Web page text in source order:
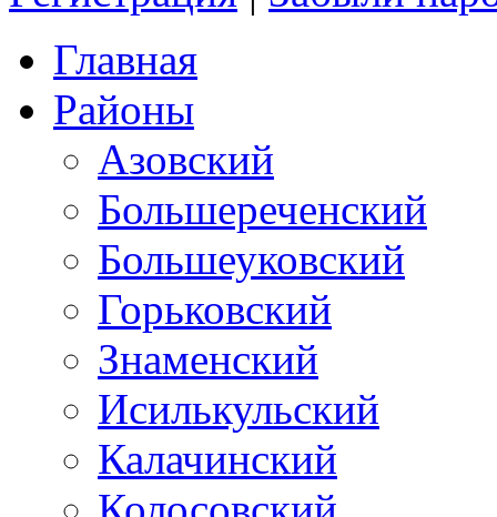
Главная
Районы
Азовский
Большереченский
Большеуковский
Горьковский
Знаменский
Исилькульский
Калачинский